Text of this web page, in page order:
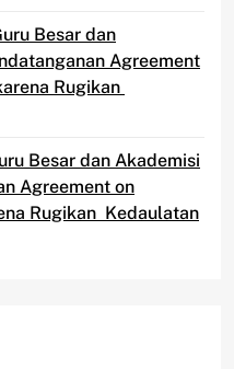
Besar dan
Agreement
Rugikan
Besar dan Akademisi
Agreement on
Rugikan Kedaulatan